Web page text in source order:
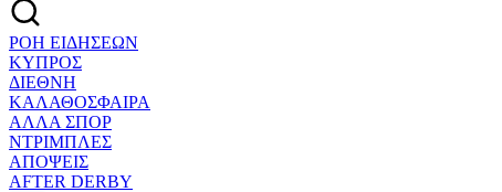
ΡΟΗ ΕΙΔΗΣΕΩΝ
ΚΥΠΡΟΣ
ΔΙΕΘΝΗ
ΚΑΛΑΘΟΣΦΑΙΡΑ
ΑΛΛΑ ΣΠΟΡ
ΝΤΡΙΜΠΛΕΣ
ΑΠΟΨΕΙΣ
AFTER DERBY